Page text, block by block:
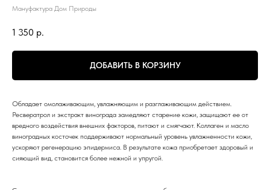
Мануфактура Дом Природы
1 350 р.
ДОБАВИТЬ В КОРЗИНУ
Обладает омолаживающим, увлажняющим и разглаживающим действием.
Ресвератрол и экстракт винограда замедляют старение кожи, защищают ее от
вредного воздействия внешних факторов, питают и смягчают. Коллаген и масло
виноградных косточек поддерживают нормальный уровень увлажненности кожи,
ускоряют регенерацию эпидермиса. В результате кожа приобретает здоровый и
сияющий вид, становится более нежной и упругой.